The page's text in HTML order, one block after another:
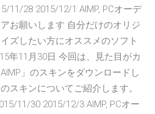
11/28 2015/12/1 AIMP, PCオーデ
お願いします 自分だけのオリジ
ズしたい方にオススメのソフト
年11月30日 今回は、見た目がカ
」のスキンをダウンロードし
スキンについてご紹介します。
11/30 2015/12/3 AIMP, PCオー